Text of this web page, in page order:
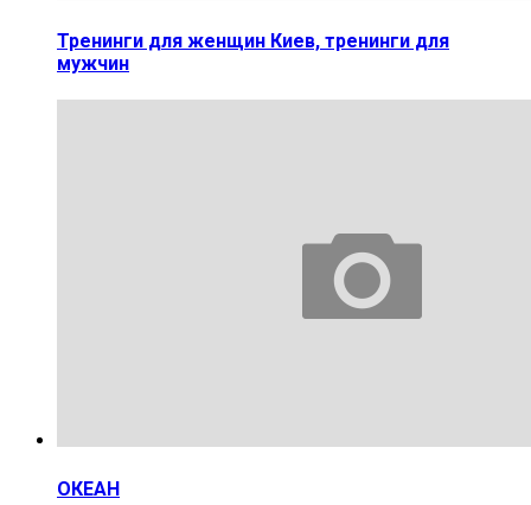
Тренинги для женщин Киев, тренинги для
мужчин
ОКЕАН